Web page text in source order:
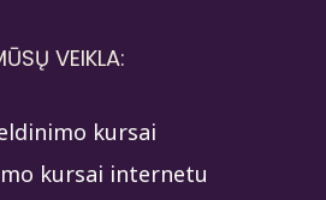
VEIKLA:
kursai
kursai internetu